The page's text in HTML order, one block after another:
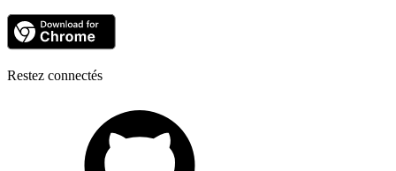
Restez connectés